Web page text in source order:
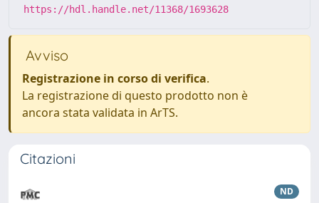
https://hdl.handle.net/11368/1693628
Avviso
Registrazione in corso di verifica.
La registrazione di questo prodotto non è
ancora stata validata in ArTS.
Citazioni
ND